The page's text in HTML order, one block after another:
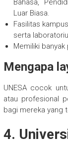
Bahasa,
Luar Biasa.
Fasilitas
serta
Memiliki
Mengapa
UNESA cocok
atau profesional
bagi mereka yang
4.